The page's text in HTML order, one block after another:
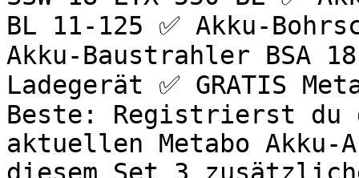
BL 11-125 ✅ Akku-
Akku-Baustrahler BSA
Ladegerät ✅ GRATIS
Beste: Registrierst du
aktuellen Metabo